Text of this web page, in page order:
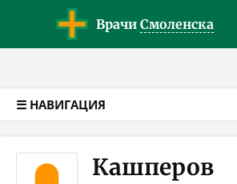
Врачи Смоленска
☰ НАВИГАЦИЯ
Кашперов